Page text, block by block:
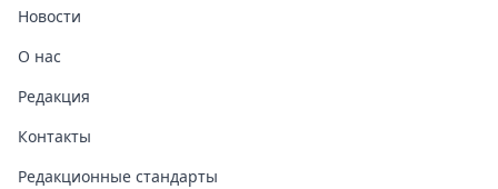
Новости
О нас
Редакция
Контакты
Редакционные стандарты